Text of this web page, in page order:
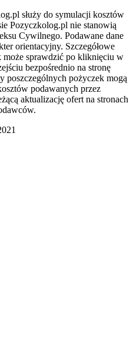
służy do symulacji kosztów
Pozyczkolog.pl nie stanowią
Cywilnego. Podawane dane
orientacyjny. Szczegółowe
sprawdzić po kliknięciu w
bezpośrednio na stronę
poszczególnych pożyczek mogą
podawanych przez
aktualizację ofert na stronach